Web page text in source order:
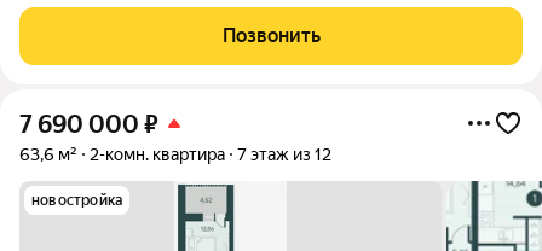
Позвонить
7 690 000 ₽
63,6 м² 2-комн. квартира 7 этаж из 12
новостройка